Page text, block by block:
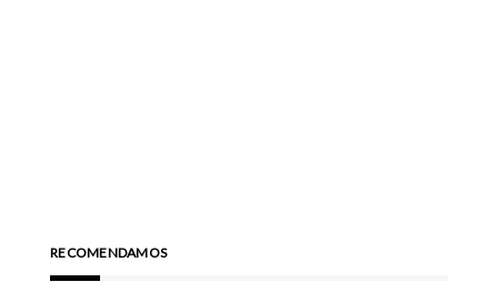
RECOMENDAMOS